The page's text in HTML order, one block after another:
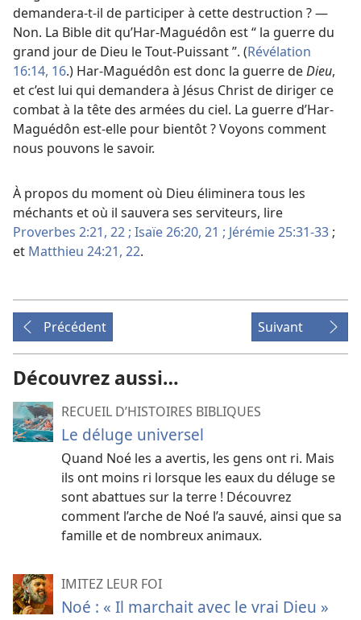
demandera-​t-​il de participer à cette destruction ? —
Non. La Bible dit qu’Har-Maguédôn est “ la guerre du
grand jour de Dieu le Tout-Puissant ”. (Révélation
16:14, 16.) Har-Maguédôn est donc la guerre deDieu,
et c’est lui qui demandera à Jésus Christ de diriger ce
combat à la tête des armées du ciel. La guerre d’Har-
Maguédôn est-​elle pour bientôt ? Voyons comment
nous pouvons le savoir.
À propos du moment où Dieu éliminera tous les
méchants et où il sauvera ses serviteurs, lire
Proverbes 2:21, 22 ; Isaïe 26:20, 21 ; Jérémie 25:31-33 ;
et Matthieu 24:21, 22.
Précédent Suivant
Découvrez aussi…
RECUEIL D’HISTOIRES BIBLIQUES
Le déluge universel
Quand Noé les a avertis, les gens ont ri. Mais
ils ont moins ri lorsque les eaux du déluge se
sont abattues sur la terre ! Découvrez
comment l’arche de Noé l’a sauvé, ainsi que sa
famille et de nombreux animaux.
IMITEZ LEUR FOI
Noé : « Il marchait avec le vrai Dieu »